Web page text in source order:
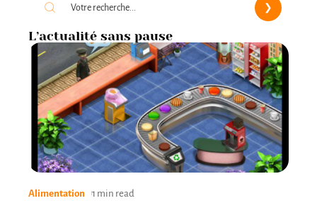
L’actualité sans pause
Alimentation 1 min read